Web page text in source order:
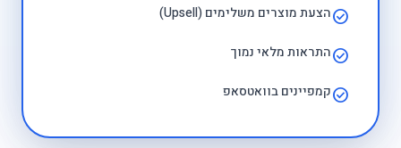
check_circleהצעת מוצרים משלימים (Upsell)
check_circleהתראות מלאי נמוך
check_circleקמפיינים בוואטסאפ